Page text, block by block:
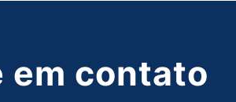
em contato